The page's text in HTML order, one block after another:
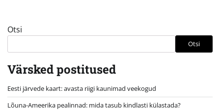
Otsi
Otsi
Värsked postitused
Eesti järvede kaart: avasta riigi kaunimad veekogud
Lõuna-Ameerika pealinnad: mida tasub kindlasti külastada?